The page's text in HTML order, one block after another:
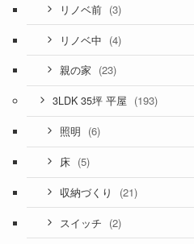
リノベ前 (3)
リノベ中 (4)
親の家 (23)
3LDK 35坪 平屋 (193)
照明 (6)
床 (5)
収納づくり (21)
スイッチ (2)